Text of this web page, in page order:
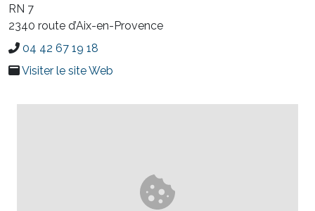
RN 7
2340 route d’Aix-en-Provence
04 42 67 19 18
Visiter le site Web